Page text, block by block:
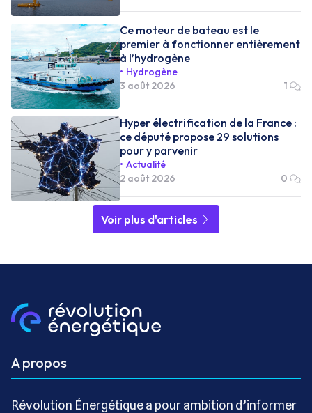
Ce moteur de bateau est le
premier à fonctionner entièrement
à l’hydrogène
Hydrogène
3 août 2026
1
Hyper électrification de la France :
ce député propose 29 solutions
pour y parvenir
Actualité
2 août 2026
0
Voir plus d'articles
A propos
Révolution Énergétique a pour ambition d’informer